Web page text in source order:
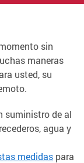
sin
maneras
usted, su
suministro de al
agua y
medidas para